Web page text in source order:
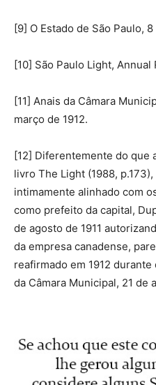
[9] O Estado de São Paulo,
[10] São Paulo Light,
[11] Anais da Câmara
março de 1912.
[12] Diferentemente do que
livro The Light (1988,
intimamente alinhado com
como prefeito da capital,
de agosto de 1911
da empresa canadense,
reafirmado em 1912
da Câmara Municipal, 21 de